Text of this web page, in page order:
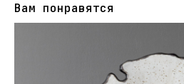
Вам понравятся